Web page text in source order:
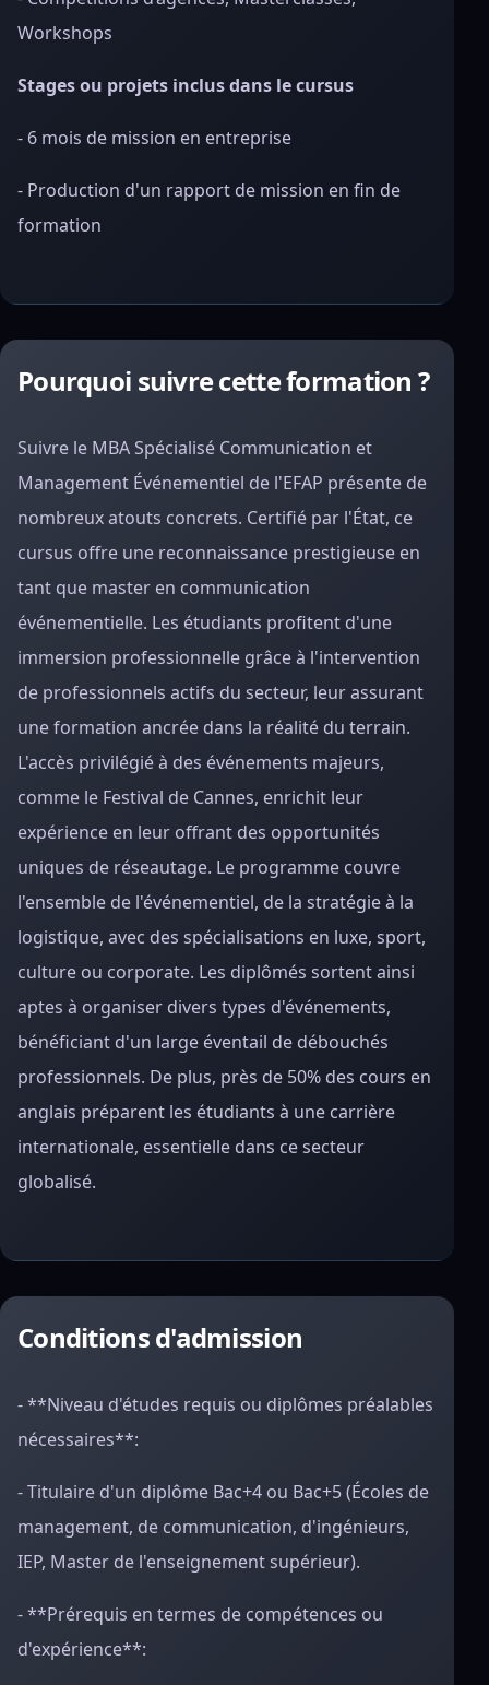
Workshops
Stages ou projets inclus dans le cursus
- 6 mois de mission en entreprise
- Production d'un rapport de mission en fin de
formation
Pourquoi suivre cette formation ?
Suivre le MBA Spécialisé Communication et
Management Événementiel de l'EFAP présente de
nombreux atouts concrets. Certifié par l'État, ce
cursus offre une reconnaissance prestigieuse en
tant que master en communication
événementielle. Les étudiants profitent d'une
immersion professionnelle grâce à l'intervention
de professionnels actifs du secteur, leur assurant
une formation ancrée dans la réalité du terrain.
L'accès privilégié à des événements majeurs,
comme le Festival de Cannes, enrichit leur
expérience en leur offrant des opportunités
uniques de réseautage. Le programme couvre
l'ensemble de l'événementiel, de la stratégie à la
logistique, avec des spécialisations en luxe, sport,
culture ou corporate. Les diplômés sortent ainsi
aptes à organiser divers types d'événements,
bénéficiant d'un large éventail de débouchés
professionnels. De plus, près de 50% des cours en
anglais préparent les étudiants à une carrière
internationale, essentielle dans ce secteur
globalisé.
Conditions d'admission
- **Niveau d'études requis ou diplômes préalables
nécessaires**:
- Titulaire d'un diplôme Bac+4 ou Bac+5 (Écoles de
management, de communication, d'ingénieurs,
IEP, Master de l'enseignement supérieur).
- **Prérequis en termes de compétences ou
d'expérience**: